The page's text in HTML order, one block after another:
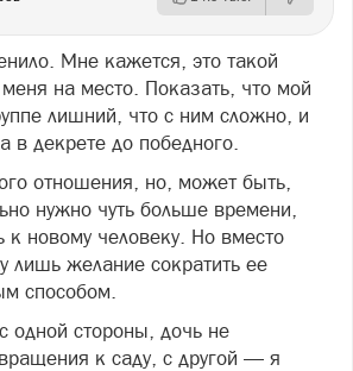
Мне кажется, это такой
меня на место. Показать, что мой
лишний, что с ним сложно, и
в декрете до победного.
отношения, но, может быть,
нужно чуть больше времени,
к новому человеку. Но вместо
лишь желание сократить ее
способом.
одной стороны, дочь не
к саду, с другой — я